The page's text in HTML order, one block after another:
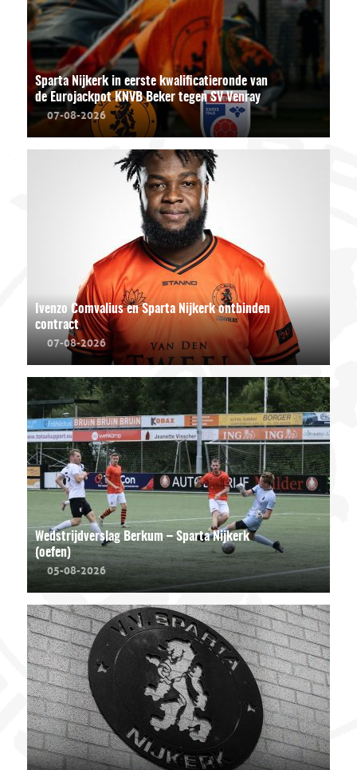
Sparta Nijkerk in eerste kwalificatieronde van
de Eurojackpot KNVB Beker tegen SV Venray
07-08-2026
Ivenzo Comvalius en Sparta Nijkerk ontbinden
contract
07-08-2026
Wedstrijdverslag Berkum – Sparta Nijkerk
(oefen)
05-08-2026